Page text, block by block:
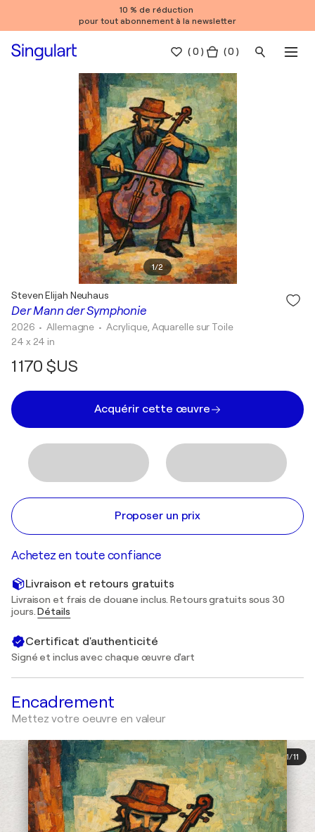
10 % de réduction
pour tout abonnement à la newsletter
(0 ) ( 0 )
1/2
Der Mann der Symphonie
Steven Elijah Neuhaus
2026 • Allemagne • Acrylique, Aquarelle sur Toile
24 x 24 in
1 170 $US
Acquérir cette œuvre
Proposer un prix
Achetez en toute confiance
Livraison et retours gratuits
Livraison et frais de douane inclus. Retours gratuits sous 30
jours.Détails
Certificat d'authenticité
Signé et inclus avec chaque œuvre d'art
Encadrement
Mettez votre oeuvre en valeur
1/11